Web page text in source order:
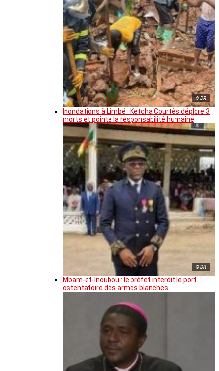
© DR
Inondations à Limbé : Ketcha Courtès déplore 3
morts et pointe la responsabilité humaine
© DR
Mbam-et-Inoubou : le préfet interdit le port
ostentatoire des armes blanches